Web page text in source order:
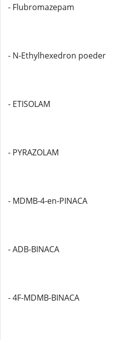
- Flubromazepam
- N-Ethylhexedron poeder
- ETISOLAM
- PYRAZOLAM
- MDMB-4-en-PINACA
- ADB-BINACA
- 4F-MDMB-BINACA